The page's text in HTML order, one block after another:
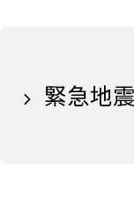
緊急地